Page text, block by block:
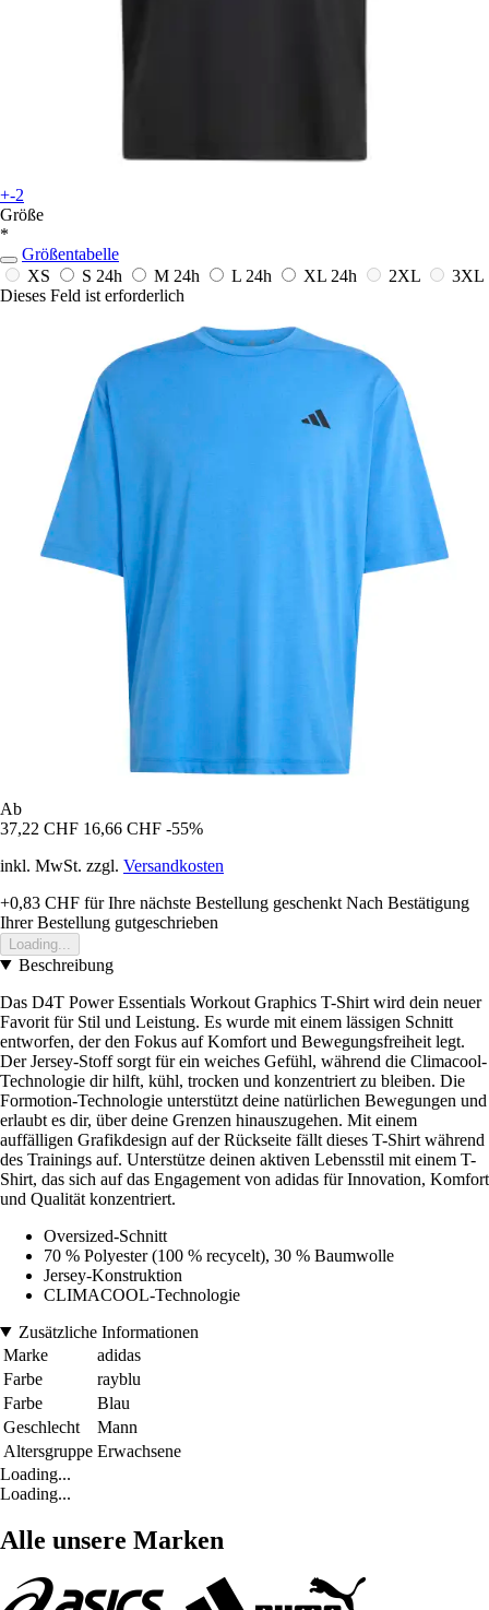
+-2
Größe
*
Größentabelle
XS
S 24h M 24h L 24h XL 24h 2XL
3XL
Dieses Feld ist erforderlich
Ab
37,22 CHF 16,66 CHF -55%
inkl. MwSt. zzgl. Versandkosten
+0,83 CHF für Ihre nächste Bestellung geschenkt Nach Bestätigung
Ihrer Bestellung gutgeschrieben
Loading...
Beschreibung
Das D4T Power Essentials Workout Graphics T-Shirt wird dein neuer
Favorit für Stil und Leistung. Es wurde mit einem lässigen Schnitt
entworfen, der den Fokus auf Komfort und Bewegungsfreiheit legt.
Der Jersey-Stoff sorgt für ein weiches Gefühl, während die Climacool-
Technologie dir hilft, kühl, trocken und konzentriert zu bleiben. Die
Formotion-Technologie unterstützt deine natürlichen Bewegungen und
erlaubt es dir, über deine Grenzen hinauszugehen. Mit einem
auffälligen Grafikdesign auf der Rückseite fällt dieses T-Shirt während
des Trainings auf. Unterstütze deinen aktiven Lebensstil mit einem T-
Shirt, das sich auf das Engagement von adidas für Innovation, Komfort
und Qualität konzentriert.
Oversized-Schnitt
70 % Polyester (100 % recycelt), 30 % Baumwolle
Jersey-Konstruktion
CLIMACOOL-Technologie
Zusätzliche Informationen
Marke
adidas
Farbe
rayblu
Farbe
Blau
Geschlecht
Mann
Altersgruppe Erwachsene
Loading...
Loading...
Alle unsere Marken